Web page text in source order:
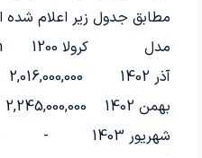
مطابق جدول زیر اعلام
مدل کرولا 1200
آذر 1402
2,016,000,000
بهمن 1402
2,245,000,000
شهریور 1403
-